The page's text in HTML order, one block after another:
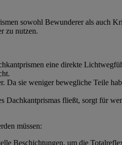
sowohl Bewunderer als auch
zu nutzen.
eine direkte
Da sie weniger bewegliche Teile
Dachkantprismas fließt, sorgt für
müssen:
Beschichtungen, um die